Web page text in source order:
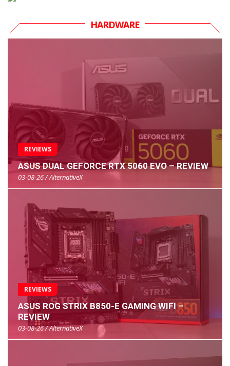
HARDWARE
REVIEWS
ASUS DUAL GEFORCE RTX 5060 EVO – REVIEW
03-08-26 / AlternativeX
REVIEWS
ASUS ROG STRIX B850-E GAMING WIFI –
REVIEW
03-08-26 / AlternativeX